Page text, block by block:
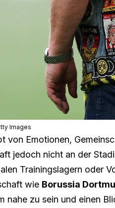
Images
von Emotionen,
jedoch nicht an der
Trainingslagern oder
wie Borussia
nahe zu sein und einen